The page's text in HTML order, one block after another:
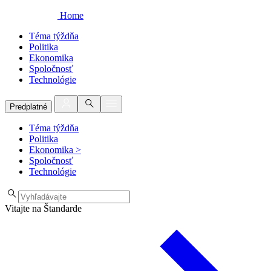
Home
Téma týždňa
Politika
Ekonomika
Spoločnosť
Technológie
Predplatné
Téma týždňa
Politika
Ekonomika >
Spoločnosť
Technológie
Vitajte na Štandarde